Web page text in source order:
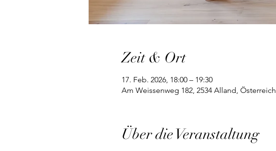
Zeit & Ort
17. Feb. 2026, 18:00 – 19:30
Am Weissenweg 182, 2534 Alland, Österreich
Über die Veranstaltung